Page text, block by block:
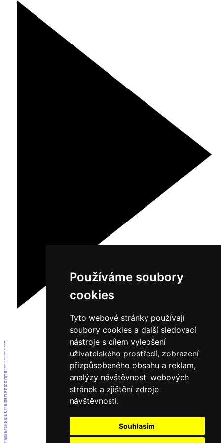
Používáme soubory
cookies
Tyto webové stránky používají
soubory cookies a další sledovací
nástroje s cílem vylepšení
uživatelského prostředí, zobrazení
přizpůsobeného obsahu a reklam,
analýzy návštěvnosti webových
stránek a zjištění zdroje
návštěvnosti.
Souhlasím
1
2
3
4
5
6
7
8
9
10
11
12
13
14
15
16
17
18
19
20
21
22
23
24
25
26
27
28
29
30
31